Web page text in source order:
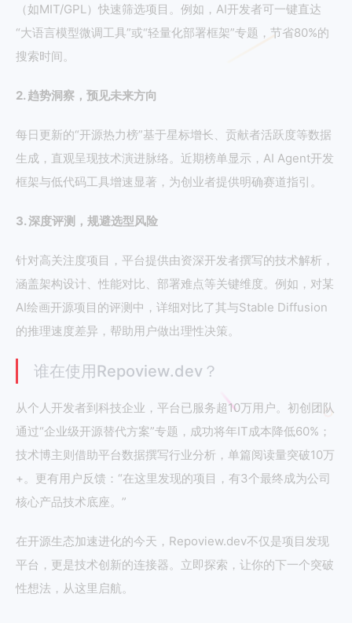
（如MIT/GPL）快速筛选项目。例如，AI开发者可一键直达
“大语言模型微调工具”或“轻量化部署框架”专题，节省80%的
搜索时间。
2. 趋势洞察，预见未来方向
每日更新的“开源热力榜”基于星标增长、贡献者活跃度等数据
生成，直观呈现技术演进脉络。近期榜单显示，AI Agent开发
框架与低代码工具增速显著，为创业者提供明确赛道指引。
3. 深度评测，规避选型风险
针对高关注度项目，平台提供由资深开发者撰写的技术解析，
涵盖架构设计、性能对比、部署难点等关键维度。例如，对某
AI绘画开源项目的评测中，详细对比了其与Stable Diffusion
的推理速度差异，帮助用户做出理性决策。
谁在使用Repoview.dev？
从个人开发者到科技企业，平台已服务超10万用户。初创团队
通过“企业级开源替代方案”专题，成功将年IT成本降低60%；
技术博主则借助平台数据撰写行业分析，单篇阅读量突破10万
+。更有用户反馈：“在这里发现的项目，有3个最终成为公司
核心产品技术底座。”
在开源生态加速进化的今天，Repoview.dev不仅是项目发现
平台，更是技术创新的连接器。立即探索，让你的下一个突破
性想法，从这里启航。